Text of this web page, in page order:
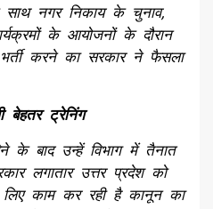
साथ नगर निकाय के चुनाव,
के आयोजनों के दौरान
करने का सरकार ने फैसला
बेहतर ट्रेनिंग
के बाद उन्हें विभाग में तैनात
लगातार उत्तर प्रदेश को
काम कर रही है कानून का